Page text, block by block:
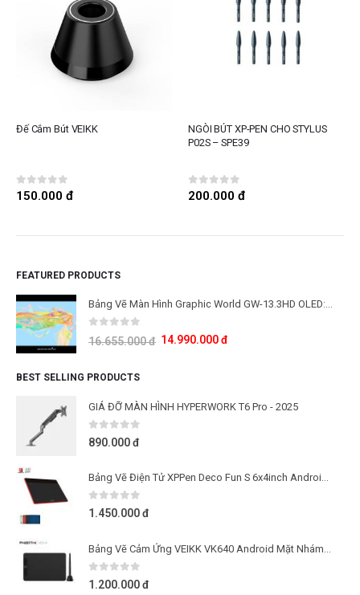
Đế Cắm Bút VEIKK
0 out of 5
150.000 đ
NGÒI BÚT XP-PEN CHO STYLUS
P02S – SPE39
0out of 5
200.000 đ
FEATURED PRODUCTS
Bảng Vẽ Màn Hình Graphic World GW-13.3HD OLED: Công Nghệ Màn Hình OLED Thế Hệ Mới
0 out of 5
16.655.000đ 14.990.000đ
BEST SELLING PRODUCTS
GIÁ ĐỠ MÀN HÌNH HYPERWORK T6 Pro - 2025
0out of 5
890.000đ
Bảng Vẽ Điện Tử XPPen Deco Fun S 6x4inch Android Cảm Ứng Nghiêng
0 out of 5
1.450.000đ
Bảng Vẽ Cảm Ứng VEIKK VK640 Android Mặt Nhám Mô Phỏng Giấy Vẽ
0 out of 5
1.200.000đ